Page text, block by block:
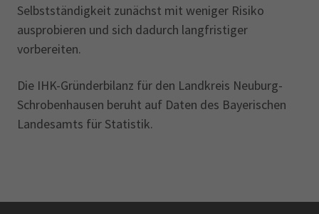
Selbstständigkeit zunächst mit weniger Risiko
ausprobieren und sich dadurch langfristiger
vorbereiten.
Die IHK-Gründerbilanz für den Landkreis Neuburg-
Schrobenhausen beruht auf Daten des Bayerischen
Landesamts für Statistik.